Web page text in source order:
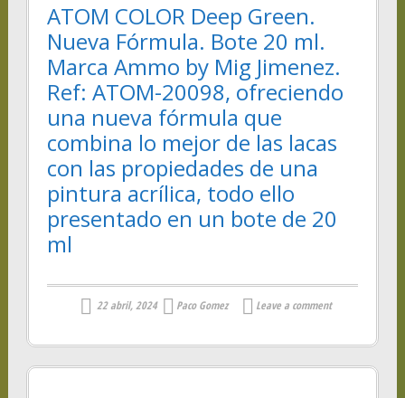
ATOM COLOR Deep Green.
Nueva Fórmula. Bote 20 ml.
Marca Ammo by Mig Jimenez.
Ref: ATOM-20098, ofreciendo
una nueva fórmula que
combina lo mejor de las lacas
con las propiedades de una
pintura acrílica, todo ello
presentado en un bote de 20
ml
22 abril, 2024 Paco Gomez Leave a comment